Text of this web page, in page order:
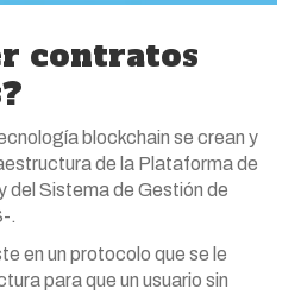
contratos
blockchain se crean y
de la Plataforma de
Sistema de Gestión de
.
en un protocolo que se le
para que un usuario sin